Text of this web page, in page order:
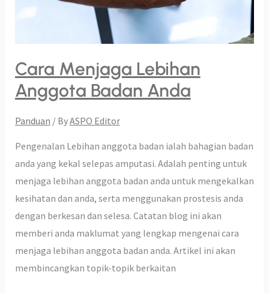
Cara Menjaga Lebihan
Anggota Badan Anda
Panduan / ByASPO Editor
Pengenalan Lebihan anggota badan ialah bahagian badan
anda yang kekal selepas amputasi. Adalah penting untuk
menjaga lebihan anggota badan anda untuk mengekalkan
kesihatan dan anda, serta menggunakan prostesis anda
dengan berkesan dan selesa. Catatan blog ini akan
memberi anda maklumat yang lengkap mengenai cara
menjaga lebihan anggota badan anda. Artikel ini akan
membincangkan topik-topik berkaitan